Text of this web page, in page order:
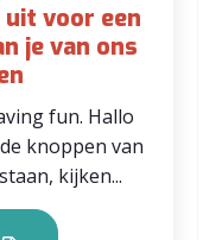
voor een
je van ons
fun. Hallo
knoppen van
kijken...